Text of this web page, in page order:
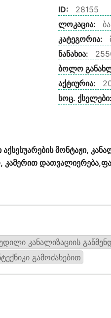
ID:
28155
ლოკაცია:
კატეგორია:
ნანახია:
ბოლო
აქტიურია:
სოც. ქსელები:
აქსესუარების მონტაჟი,
კამერით
კანალიზაციის
გამოძახებით